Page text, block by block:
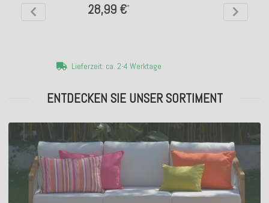
28,99 €*
Lieferzeit: ca. 2-4 Werktage
ENTDECKEN SIE UNSER SORTIMENT